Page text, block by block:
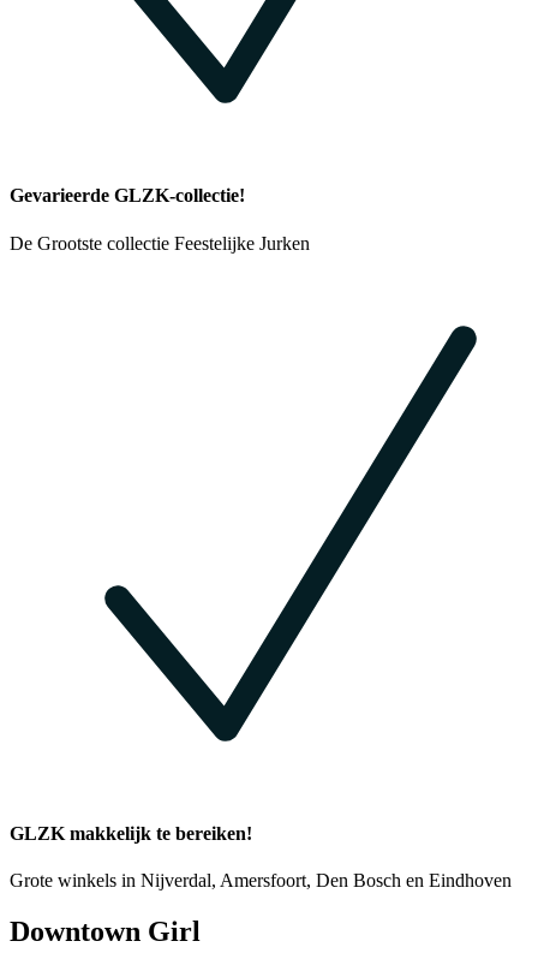
Gevarieerde GLZK-collectie!
De Grootste collectie Feestelijke Jurken
GLZK makkelijk te bereiken!
Grote winkels in Nijverdal, Amersfoort, Den Bosch en Eindhoven
Downtown Girl